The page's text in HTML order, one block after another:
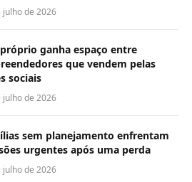
julho de 2026
ganha espaço entre
que vendem pelas
sociais
julho de 2026
sem planejamento enfrentam
urgentes após uma perda
julho de 2026